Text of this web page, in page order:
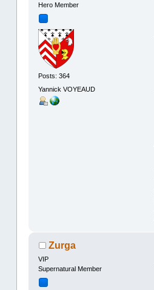
Hero Member
Posts: 364
Yannick VOYEAUD
Zurga
VIP
Supernatural Member